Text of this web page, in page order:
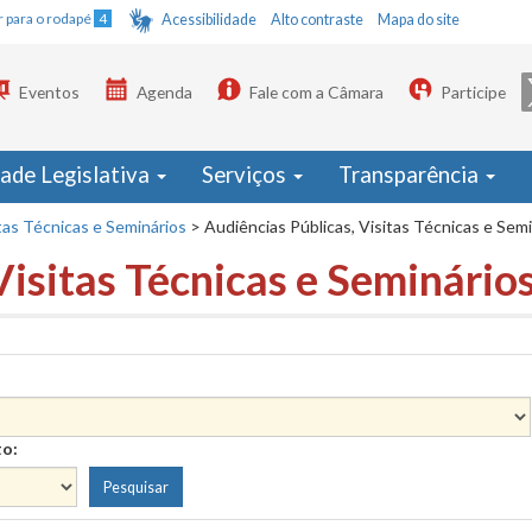
para o rodapé 4 Acessibilidade Alto contraste Mapa do site
Eventos Agenda Fale com a Câmara Participe
Legislativa Serviços Transparência
Técnicas e Seminários > Audiências Públicas, Visitas Técnicas e
Técnicas e